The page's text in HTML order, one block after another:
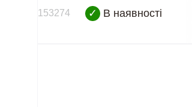
153274 ✓ В наявності